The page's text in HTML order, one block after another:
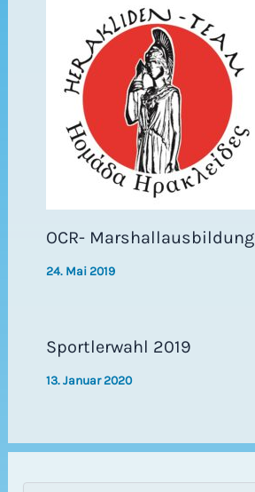
OCR- Marshallausbildung
24. Mai 2019
Sportlerwahl 2019
13. Januar 2020